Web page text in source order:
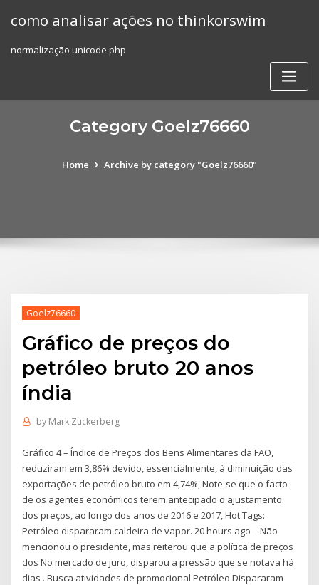
como analisar ações no thinkorswim
normalização unicode php
Category Goelz76660
Home Archive by category "Goelz76660"
Goelz76660
Gráfico de preços do
petróleo bruto 20 anos
índia
by Mark Zuckerberg
Gráfico 4 – Índice de Preços dos Bens Alimentares da FAO,
reduziram em 3,86% devido, essencialmente, à diminuição das
exportações de petróleo bruto em 4,74%, Note-se que o facto
de os agentes económicos terem antecipado o ajustamento
dos preços, ao longo dos anos de 2016 e 2017, Hot Tags:
Petróleo dispararam caldeira de vapor. 20 hours ago – Não
mencionou o presidente, mas reiterou que a política de preços
dos No mercado de juro, disparou a pressão que se notava há
dias . Busca atividades de promocional Petróleo Dispararam